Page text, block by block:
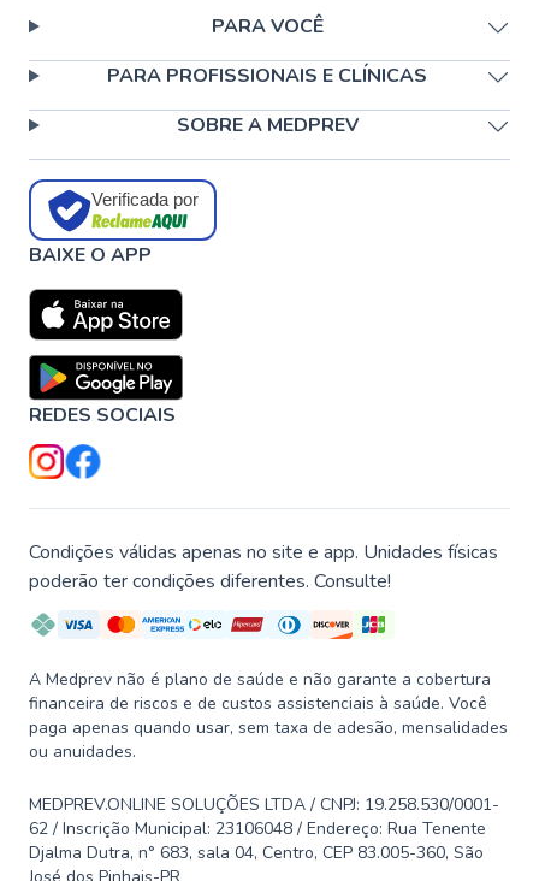
PARA VOCÊ
PARA PROFISSIONAIS E CLÍNICAS
SOBRE A MEDPREV
Verificada por
BAIXE O APP
REDES SOCIAIS
Condições válidas apenas no site e app. Unidades físicas
poderão ter condições diferentes. Consulte!
A Medprev não é plano de saúde e não garante a cobertura
financeira de riscos e de custos assistenciais à saúde. Você
paga apenas quando usar, sem taxa de adesão, mensalidades
ou anuidades.
MEDPREV.ONLINE SOLUÇÕES LTDA / CNPJ: 19.258.530/0001-
62 / Inscrição Municipal: 23106048 / Endereço: Rua Tenente
Djalma Dutra, n° 683, sala 04, Centro, CEP 83.005-360, São